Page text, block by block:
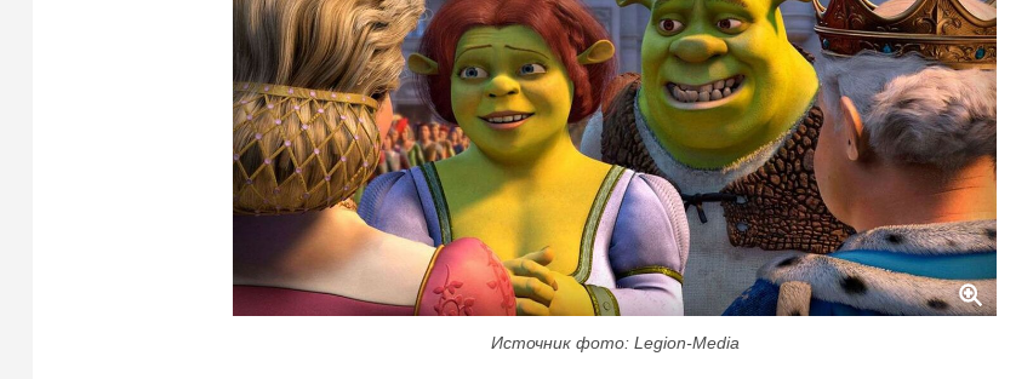
Источник фото: Legion-Media